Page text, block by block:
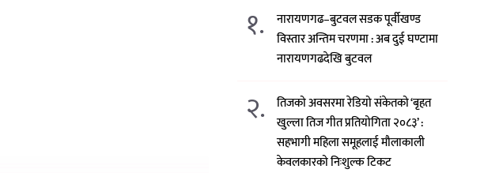
१.
नारायणगढ–बुटवल सडक पूर्वीखण्ड
विस्तार अन्तिम चरणमा : अब दुई घण्टामा
नारायणगढदेखि बुटवल
२.
तिजको अवसरमा रेडियो संकेतको ‘बृहत
खुल्ला तिज गीत प्रतियोगिता २०८३’ :
सहभागी महिला समूहलाई मौलाकाली
केवलकारको निःशुल्क टिकट